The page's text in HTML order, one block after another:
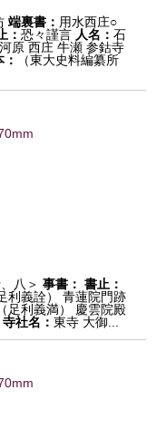
端裏書： 用水西庄○
：恐々謹言 人名：石
原 西庄 牛瀬 参鈷寺
（東大史料編纂所
八＞ 事書： 書止：
利義詮） 青蓮院門跡
足利義満） 慶雲院殿
寺社名：東寺 大御...